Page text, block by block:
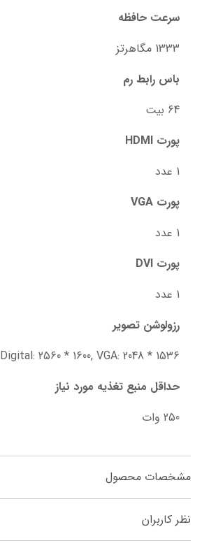
سرعت حافظه
1333 مگاهرتز
باس رابط رم
64 بیت
پورت HDMI
1 عدد
پورت VGA
1 عدد
پورت DVI
1 عدد
رزولوشن تصویر
Digital: 2560 * 1600, VGA: 2048 * 1536
حداقل منبع تغذیه مورد نیاز
250 وات
مشخصات محصول
نظر کاربران